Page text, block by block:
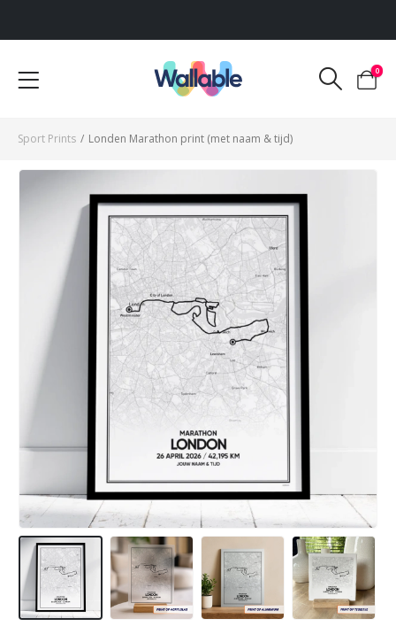
Voor 12:00 uur besteld, dezelfde werkdag verzonden
0
Sport Prints / Londen Marathon print (met naam & tijd)